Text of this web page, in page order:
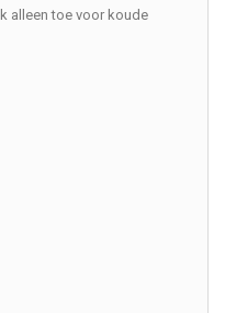
alleen toe voor koude